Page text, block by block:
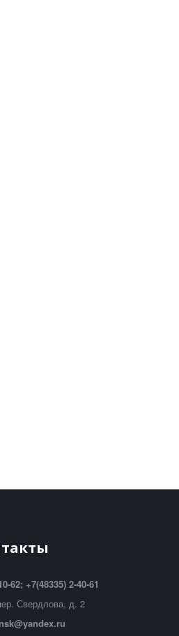
62; +7(48335) 2-40-61
Свердлова, д. 2